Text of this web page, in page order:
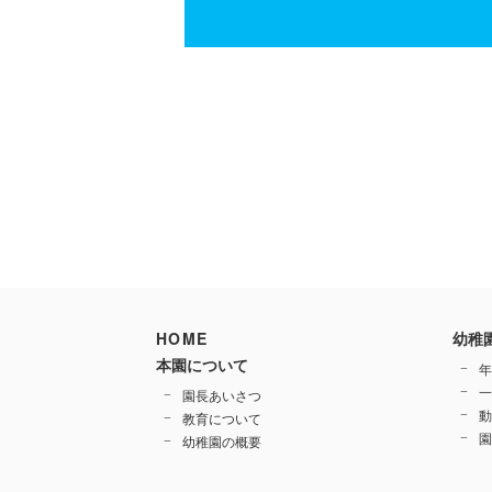
HOME
本園について
園長あいさつ
教育について
幼稚園の概要
幼稚